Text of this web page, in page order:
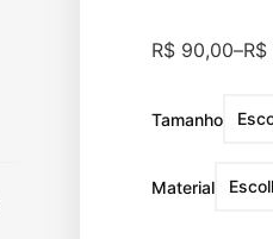
R$ 90,00–R$
Tamanho
Material